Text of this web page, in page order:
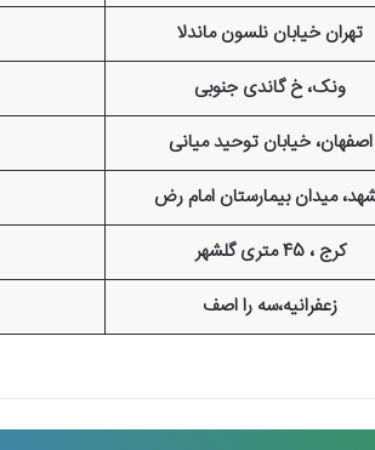
تهران خیابان نلسون ماندلا
ونک، خ گاندی جنوبی
اصفهان، خیابان توحید میانی
میدان بیمارستان امام رض
کرج ، 45 متری گلشهر
زعفرانیه،سه را اصف